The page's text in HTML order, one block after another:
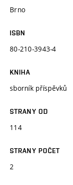
Brno
ISBN
80-210-3943-4
KNIHA
sborník příspěvků
STRANY OD
114
STRANY POČET
2